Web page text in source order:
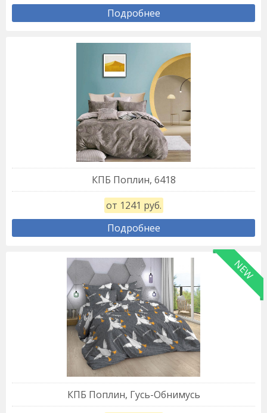
Подробнее
КПБ Поплин, 6418
от 1241 руб.
Подробнее
NEW
КПБ Поплин, Гусь-Обнимусь